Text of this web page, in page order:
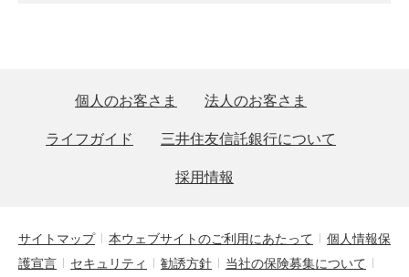
個人のお客さま
法人のお客さま
ライフガイド
三井住友信託銀行について
採用情報
サイトマップ 本ウェブサイトのご利用にあたって
個人情報保
護宣言
セキュリティ 勧誘方針
当社の保険募集について